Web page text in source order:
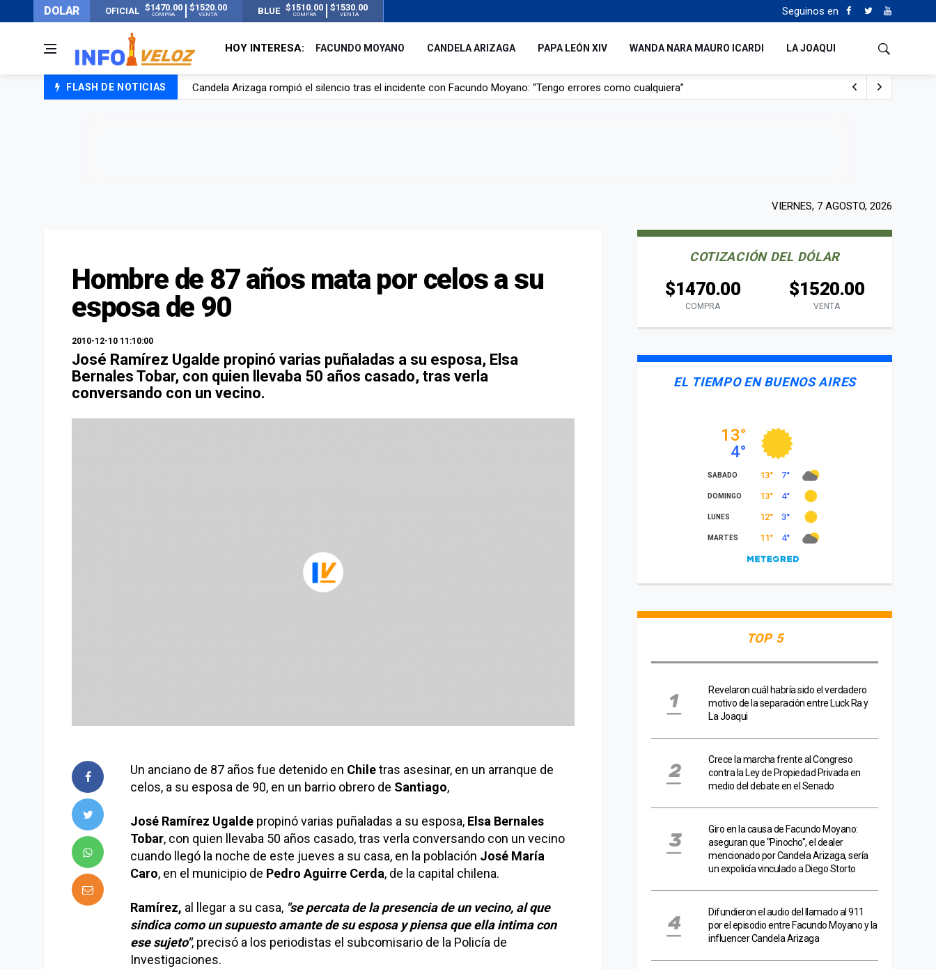
DOLAR OFICIAL $1470.00
COMPRA
$1520.00
VENTA BLUE $1510.00
COMPRA
$1530.00
VENTA Seguinos en
HOY INTERESA: FACUNDO MOYANO CANDELA ARIZAGA PAPA LEÓN XIV WANDA NARA MAURO ICARDI LA JOAQUI
FLASH DE NOTICIAS
Candela Arizaga rompió el silencio tras el incidente con Facundo Moyano: “Tengo errores como cualquiera”
La ANMAT prohibió dos cremas para dolores musculares de una conocida marca
VIERNES, 7 AGOSTO, 2026
Hombre de 87 años mata por celos a su
esposa de 90
2010-12-10 11:10:00
José Ramírez Ugalde propinó varias puñaladas a su esposa, Elsa
Bernales Tobar, con quien llevaba 50 años casado, tras verla
conversando con un vecino.
Un anciano de 87 años fue detenido en Chiletras asesinar, en un arranque de
celos, a su esposa de 90, en un barrio obrero de Santiago,
José Ramírez Ugalde propinó varias puñaladas a su esposa, Elsa Bernales
Tobar, con quien llevaba 50 años casado, tras verla conversando con un vecino
cuando llegó la noche de este jueves a su casa, en la población José María
Caro, en el municipio de Pedro Aguirre Cerda, de la capital chilena.
Ramírez, al llegar a su casa, "se percata de la presencia de un vecino, al que
sindica como un supuesto amante de su esposa y piensa que ella intima con
ese sujeto", precisó a los periodistas el subcomisario de la Policía de
Investigaciones.
COTIZACIÓN DEL DÓLAR
$1470.00
COMPRA
$1520.00
VENTA
EL TIEMPO EN BUENOS AIRES
TOP 5
Revelaron cuál habría sido el verdadero
motivo de la separación entre Luck Ra y
La Joaqui
Crece la marcha frente al Congreso
contra la Ley de Propiedad Privada en
medio del debate en el Senado
Giro en la causa de Facundo Moyano:
aseguran que "Pinocho", el dealer
mencionado por Candela Arizaga, sería
un expolicía vinculado a Diego Storto
Difundieron el audio del llamado al 911
por el episodio entre Facundo Moyano y la
influencer Candela Arizaga